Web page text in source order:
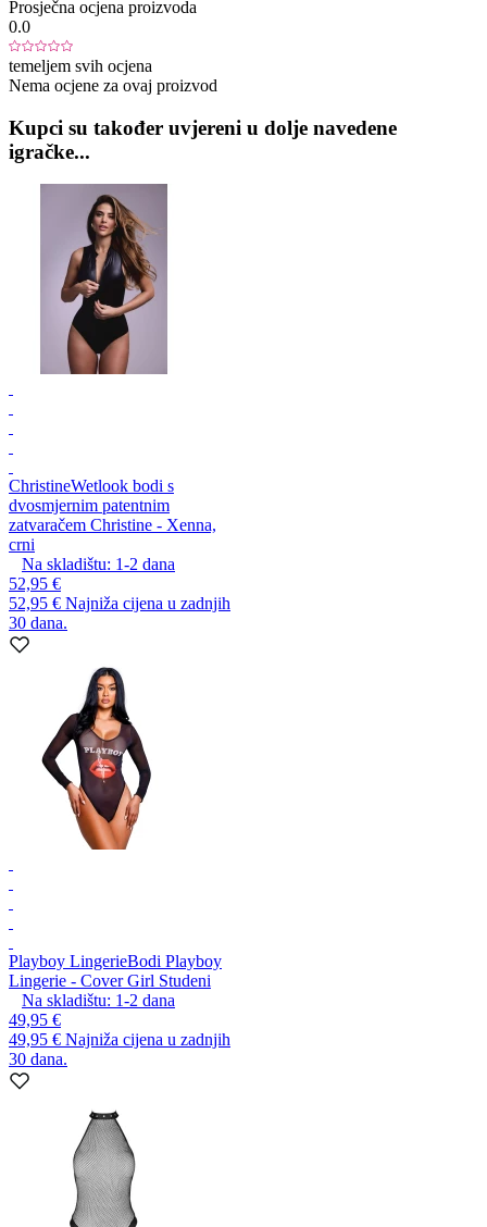
Prosječna ocjena proizvoda
0.0
temeljem svih ocjena
Nema ocjene za ovaj proizvod
Kupci su također uvjereni u dolje navedene
igračke...
ChristineWetlook bodi s
dvosmjernim patentnim
zatvaračem Christine - Xenna,
crni
Na skladištu: 1-2 dana
52,95 €
52,95 € Najniža cijena u zadnjih
30 dana.
Playboy LingerieBodi Playboy
Lingerie - Cover Girl Studeni
Na skladištu: 1-2 dana
49,95 €
49,95 € Najniža cijena u zadnjih
30 dana.